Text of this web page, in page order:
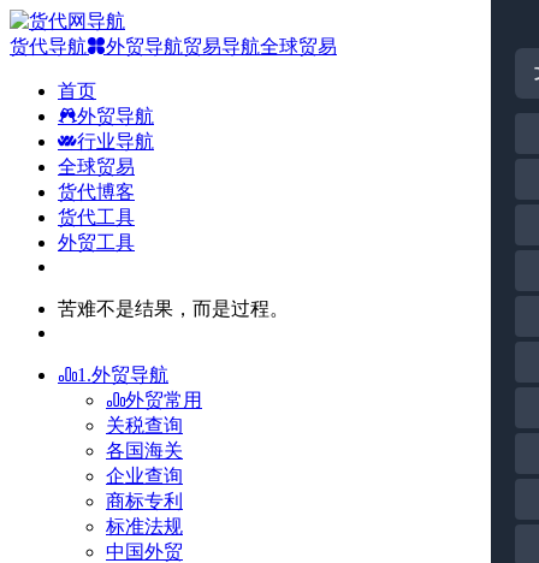
货代导航 外贸导航贸易导航全球贸易
首页
外贸导航
行业导航
全球贸易
货代博客
货代工具
外贸工具
苦难不是结果，而是过程。
1.外贸导航
外贸常用
关税查询
各国海关
企业查询
商标专利
标准法规
中国外贸